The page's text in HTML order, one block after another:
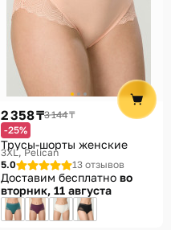
2 358 ₸3 144 ₸
-25%
Трусы-шорты женские
3XL Pelican
5.0
13 отзывов
Доставим бесплатно во
вторник, 11 августа